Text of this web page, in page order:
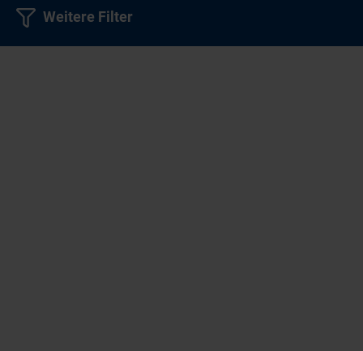
Weitere Filter